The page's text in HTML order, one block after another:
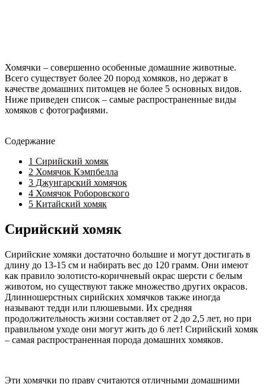
Хомячки – совершенно особенные домашние животные.
Всего существует более 20 пород хомяков, но держат в
качестве домашних питомцев не более 5 основных видов.
Ниже приведен список – самые распространенные виды
хомяков с фотографиями.
Содержание
1 Сирийский хомяк
2 Хомячок Кэмпбелла
3 Джунгарский хомячок
4 Хомячок Роборовского
5 Китайский хомяк
Сирийский хомяк
Сирийские хомяки достаточно большие и могут достигать в
длину до 13-15 см и набирать вес до 120 грамм. Они имеют
как правило золотисто-коричневый окрас шерсти с белым
животом, но существуют также множество других окрасов.
Длинношерстных сирийских хомячков также иногда
называют тедди или плюшевыми. Их средняя
продолжительность жизни составляет от 2 до 2,5 лет, но при
правильном уходе они могут жить до 6 лет! Сирийский хомяк
– самая распространенная порода домашних хомяков.
Эти хомячки по праву считаются отличными домашними